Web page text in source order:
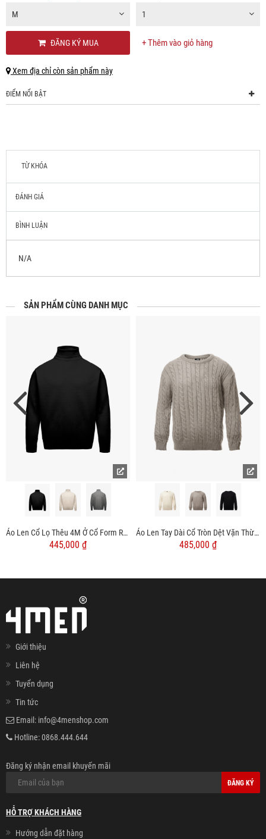
M 1
ĐĂNG KÝ MUA + Thêm vào giỏ hàng
Xem địa chỉ còn sản phẩm này
ĐIỂM NỔI BẬT
TỪ KHÓA
ĐÁNH GIÁ
BÌNH LUẬN
N/A
SẢN PHẨM CÙNG DANH MỤC
Áo Len Cổ Lọ Thêu 4M Ở Cổ Form Regular AL015
445,000 ₫
Áo Len Tay Dài Cổ Tròn Dệt Vặn Thừng Form Regular AL014
485,000 ₫
Giới thiệu
Liên hệ
Tuyển dụng
Tin tức
Email: info@4menshop.com
Hotline:0868.444.644
Đăng ký nhận email khuyến mãi
ĐĂNG KÝ
HỖ TRỢ KHÁCH HÀNG
Hướng dẫn đặt hàng